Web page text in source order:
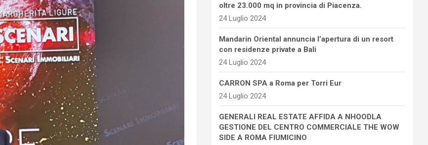
oltre 23.000 mq in provincia di Piacenza.
24 Luglio 2024
Mandarin Oriental annuncia l’apertura di un resort
con residenze private a Bali
24 Luglio 2024
CARRON SPA a Roma per Torri Eur
24 Luglio 2024
GENERALI REAL ESTATE AFFIDA A NHOODLA
GESTIONE DEL CENTRO COMMERCIALE THE WOW
SIDE A ROMA FIUMICINO